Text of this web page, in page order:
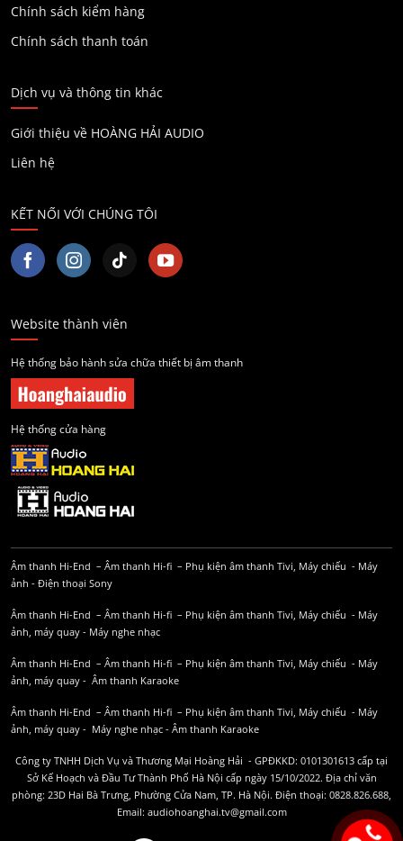
Chính sách kiểm hàng
Chính sách thanh toán
Dịch vụ và thông tin khác
Giới thiệu về HOÀNG HẢI AUDIO
Liên hệ
KẾT NỐI VỚI CHÚNG TÔI
Website thành viên
Hệ thống bảo hành sửa chữa thiết bị âm thanh
Hệ thống cửa hàng
Âm thanh Hi-End – Âm thanh Hi-fi – Phụ kiện âm thanh Tivi, Máy chiếu - Máy
ảnh - Điện thoại Sony
Âm thanh Hi-End – Âm thanh Hi-fi – Phụ kiện âm thanh Tivi, Máy chiếu - Máy
ảnh, máy quay - Máy nghe nhạc
Âm thanh Hi-End – Âm thanh Hi-fi – Phụ kiện âm thanh Tivi, Máy chiếu - Máy
ảnh, máy quay - Âm thanh Karaoke
Âm thanh Hi-End – Âm thanh Hi-fi – Phụ kiện âm thanh Tivi, Máy chiếu - Máy
ảnh, máy quay - Máy nghe nhạc - Âm thanh Karaoke
Công ty TNHH Dịch Vụ và Thương Mại Hoàng Hải - GPĐKKD: 0101301613 cấp tại
Sở Kế Hoạch và Đầu Tư Thành Phố Hà Nội cấp ngày 15/10/2022. Địa chỉ văn
phòng: 23D Hai Bà Trưng, Phường Cửa Nam, TP. Hà Nội. Điện thoại: 0828.826.688,
Email: audiohoanghai.tv@gmail.com